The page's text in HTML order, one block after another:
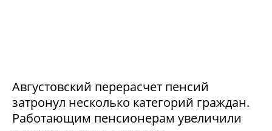
Августовский перерасчет пенсий
затронул несколько категорий граждан.
Работающим пенсионерам увеличили